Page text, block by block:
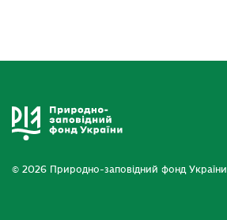
© 2026 Природно-заповідний фонд України